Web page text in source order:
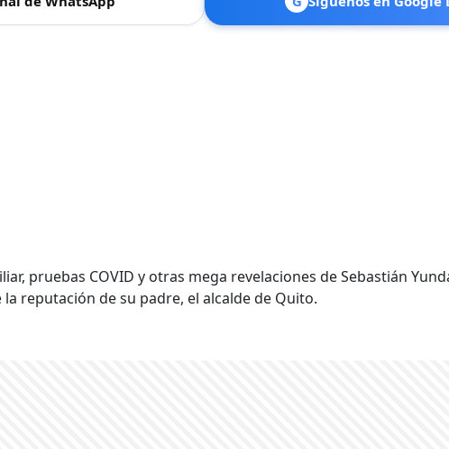
pruebas COVID y otras mega revelaciones de Sebastián
reputación de su padre, el alcalde de Quito.